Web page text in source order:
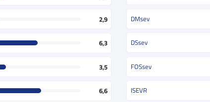
2,9
6,3
3,5
6,6
DMsev
DSsev
FOSsev
ISEVR